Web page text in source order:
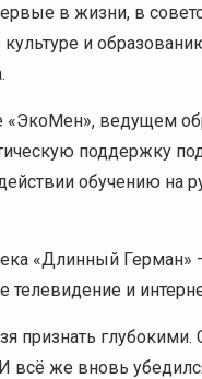
в жизни, в
и
«ЭкоМен», ведущем
поддержку
обучению
«Длинный
телевидение и
признать
всё же вновь